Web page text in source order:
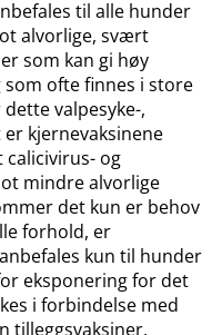
til alle hunder
alvorlige, svært
som kan gi høy
ofte finnes i store
valpesyke-,
kjernevaksinene
calicivirus- og
mindre alvorlige
det kun er behov
forhold, er
kun til hunder
eksponering for det
i forbindelse med
tilleggsvaksiner.